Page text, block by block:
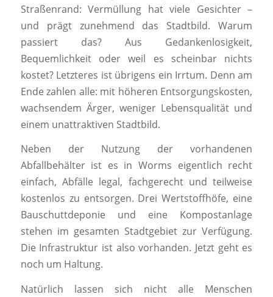
Straßenrand: Vermüllung hat viele Gesichter –
und prägt zunehmend das Stadtbild. Warum
passiert das? Aus Gedankenlosigkeit,
Bequemlichkeit oder weil es scheinbar nichts
kostet? Letzteres ist übrigens ein Irrtum. Denn am
Ende zahlen alle: mit höheren Entsorgungskosten,
wachsendem Ärger, weniger Lebensqualität und
einem unattraktiven Stadtbild.
Neben der Nutzung der vorhandenen
Abfallbehälter ist es in Worms eigentlich recht
einfach, Abfälle legal, fachgerecht und teilweise
kostenlos zu entsorgen. Drei Wertstoffhöfe, eine
Bauschuttdeponie und eine Kompostanlage
stehen im gesamten Stadtgebiet zur Verfügung.
Die Infrastruktur ist also vorhanden. Jetzt geht es
noch um Haltung.
Natürlich lassen sich nicht alle Menschen